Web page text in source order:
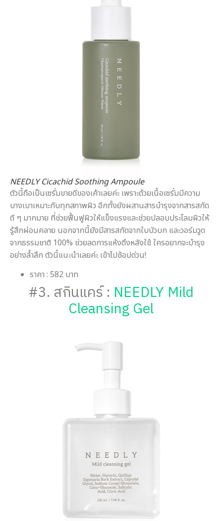
NEEDLY Cicachid Soothing Ampoule
ตัวนี้ถือเป็นเซรั่มขายดีของเค้าเลยค่ะ เพราะด้วยเนื้อเซรั่มมีความ
บางเบาเหมาะกับทุกสภาพผิว อีกทั้งยังผสานสารบำรุงจากสารสกัด
ดี ๆ มากมาย ที่ช่วยฟื้นฟูผิวให้แข็งแรงและช่วยปลอบประโลมผิวให้
รู้สึกผ่อนคลาย นอกจากนี้ยังมีสารสกัดจากใบบัวบก และวอร์มวูด
จากธรรมชาติ 100% ช่วยลดการแห้งตึงหลังใช้ ใครอยากจะบำรุง
อย่างล้ำลึก ตัวนี้แนะนำเลยค่ะ เข้าไปช้อปด่วน!
ราคา : 582 บาท
#3. สกินแคร์ : NEEDLY Mild
Cleansing Gel